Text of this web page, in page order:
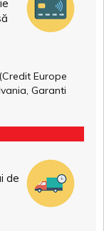
Europe
Garanti
de